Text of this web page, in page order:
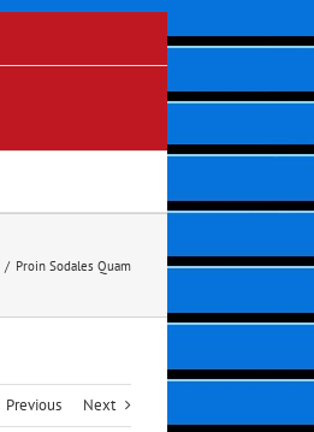
/ Proin Sodales Quam
Previous Next